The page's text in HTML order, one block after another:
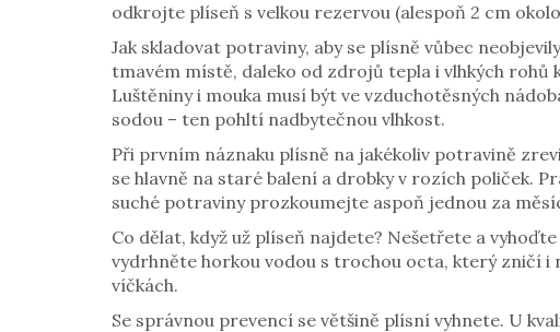
odkrojte plíseň s velkou rezervou (alespoň 2 cm
Jak skladovat potraviny, aby se plísně vůbec
tmavém místě, daleko od zdrojů tepla i vlhkých rohů
Luštěniny i mouka musí být ve vzduchotěsných
sodou – ten pohltí nadbytečnou vlhkost.
Při prvním náznaku plísně na jakékoliv potravině
se hlavně na staré balení a drobky v rozích poliček.
suché potraviny prozkoumejte aspoň jednou za
Co dělat, když už plíseň najdete? Nešetřete a
vydrhněte horkou vodou s trochou octa, který zničí i
víčkách.
Se správnou prevencí se většině plísní vyhnete. U